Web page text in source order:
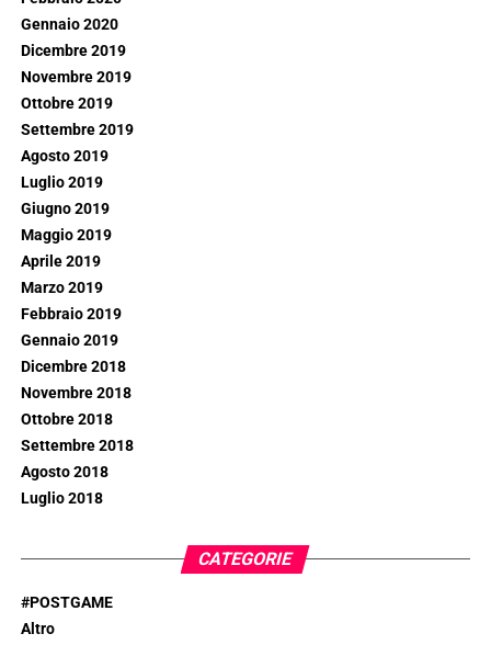
Gennaio 2020
Dicembre 2019
Novembre 2019
Ottobre 2019
Settembre 2019
Agosto 2019
Luglio 2019
Giugno 2019
Maggio 2019
Aprile 2019
Marzo 2019
Febbraio 2019
Gennaio 2019
Dicembre 2018
Novembre 2018
Ottobre 2018
Settembre 2018
Agosto 2018
Luglio 2018
CATEGORIE
#POSTGAME
Altro